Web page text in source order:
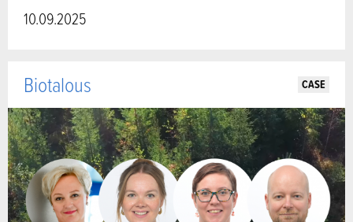
10.09.2025
Biotalous CASE